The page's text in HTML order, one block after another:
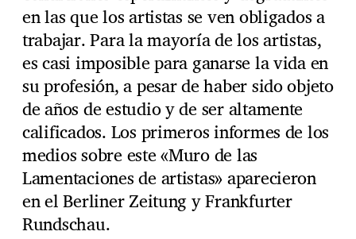
en las que los artistas se ven obligados a
trabajar. Para la mayoría de los artistas,
es casi imposible para ganarse la vida en
su profesión, a pesar de haber sido objeto
de años de estudio y de ser altamente
calificados. Los primeros informes de los
medios sobre este «Muro de las
Lamentaciones de artistas» aparecieron
en el Berliner Zeitung y Frankfurter
Rundschau.